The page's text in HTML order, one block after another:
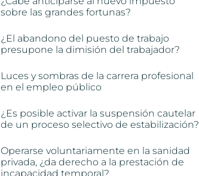
sobre las grandes fortunas?
¿El abandono del puesto de trabajo
presupone la dimisión del trabajador?
Luces y sombras de la carrera profesional
en el empleo público
¿Es posible activar la suspensión cautelar
de un proceso selectivo de estabilización?
Operarse voluntariamente en la sanidad
privada, ¿da derecho a la prestación de
incapacidad temporal?